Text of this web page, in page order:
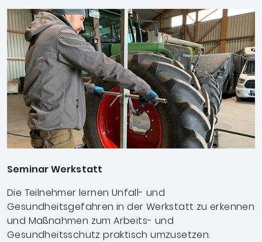
Seminar Werkstatt
Die Teilnehmer lernen Unfall- und
Gesundheitsgefahren in der Werkstatt zu erkennen
und Maßnahmen zum Arbeits- und
Gesundheitsschutz praktisch umzusetzen.